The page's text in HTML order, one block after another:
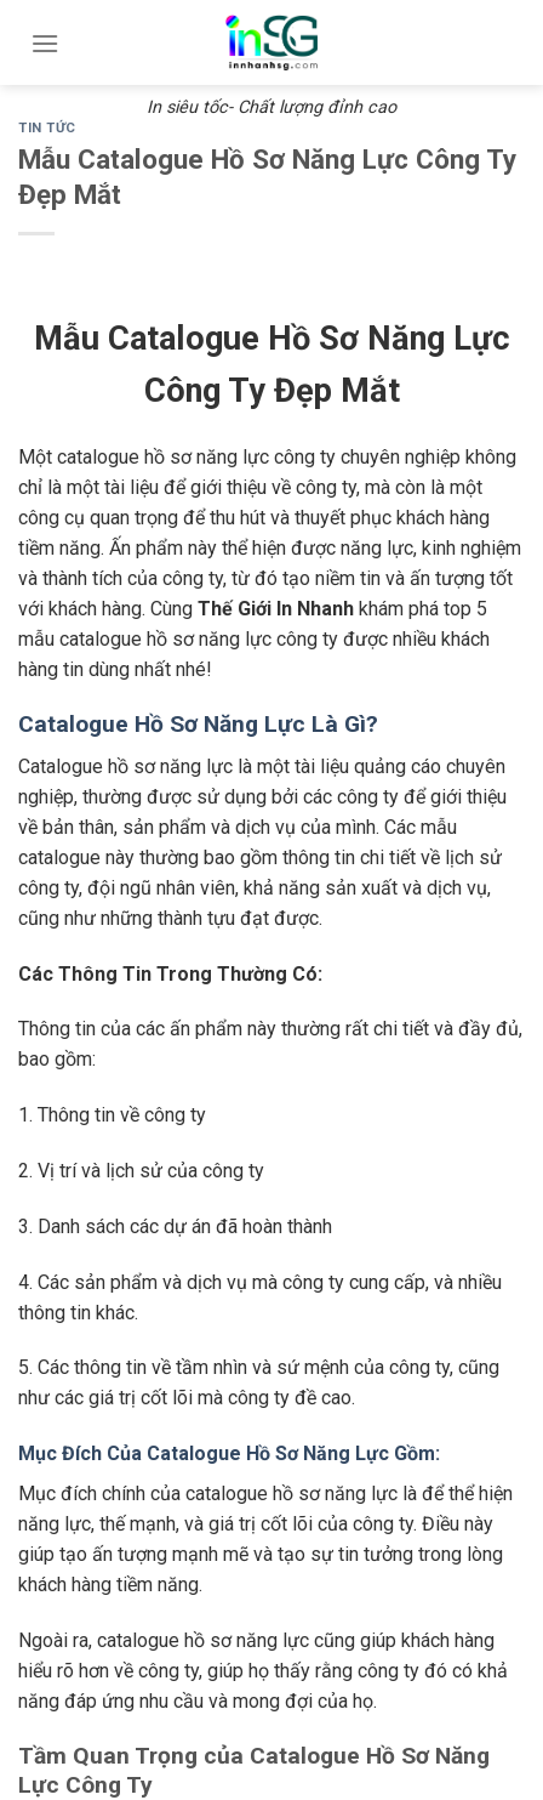
In siêu tốc- Chất lượng đỉnh cao
TIN TỨC
Mẫu Catalogue Hồ Sơ Năng Lực Công Ty
Đẹp Mắt
Mẫu Catalogue Hồ Sơ Năng Lực
Công Ty Đẹp Mắt
Một catalogue hồ sơ năng lực công ty chuyên nghiệp không
chỉ là một tài liệu để giới thiệu về công ty, mà còn là một
công cụ quan trọng để thu hút và thuyết phục khách hàng
tiềm năng. Ấn phẩm này thể hiện được năng lực, kinh nghiệm
và thành tích của công ty, từ đó tạo niềm tin và ấn tượng tốt
với khách hàng. Cùng Thế Giới In Nhanh khám phá top 5
mẫu catalogue hồ sơ năng lực công ty được nhiều khách
hàng tin dùng nhất nhé!
Catalogue Hồ Sơ Năng Lực Là Gì?
Catalogue hồ sơ năng lực là một tài liệu quảng cáo chuyên
nghiệp, thường được sử dụng bởi các công ty để giới thiệu
về bản thân, sản phẩm và dịch vụ của mình. Các mẫu
catalogue này thường bao gồm thông tin chi tiết về lịch sử
công ty, đội ngũ nhân viên, khả năng sản xuất và dịch vụ,
cũng như những thành tựu đạt được.
Các Thông Tin Trong Thường Có:
Thông tin của các ấn phẩm này thường rất chi tiết và đầy đủ,
bao gồm:
1. Thông tin về công ty
2. Vị trí và lịch sử của công ty
3. Danh sách các dự án đã hoàn thành
4. Các sản phẩm và dịch vụ mà công ty cung cấp, và nhiều
thông tin khác.
5. Các thông tin về tầm nhìn và sứ mệnh của công ty, cũng
như các giá trị cốt lõi mà công ty đề cao.
Mục Đích Của Catalogue Hồ Sơ Năng Lực Gồm:
Mục đích chính của catalogue hồ sơ năng lực là để thể hiện
năng lực, thế mạnh, và giá trị cốt lõi của công ty. Điều này
giúp tạo ấn tượng mạnh mẽ và tạo sự tin tưởng trong lòng
khách hàng tiềm năng.
Ngoài ra, catalogue hồ sơ năng lực cũng giúp khách hàng
hiểu rõ hơn về công ty, giúp họ thấy rằng công ty đó có khả
năng đáp ứng nhu cầu và mong đợi của họ.
Tầm Quan Trọng của Catalogue Hồ Sơ Năng
Lực Công Ty